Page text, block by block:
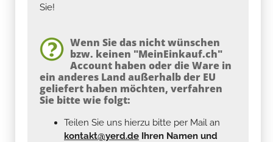
Sie!
Wenn Sie das nicht wünschen
bzw. keinen "MeinEinkauf.ch"
Account haben oder die Ware in
ein anderes Land außerhalb der EU
geliefert haben möchten, verfahren
Sie bitte wie folgt:
Teilen Sie uns hierzu bitte per Mail an
kontakt@yerd.de Ihren Namen und